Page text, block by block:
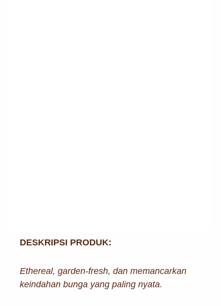
DESKRIPSI PRODUK:
Ethereal, garden-fresh, dan memancarkan
keindahan bunga yang paling nyata.